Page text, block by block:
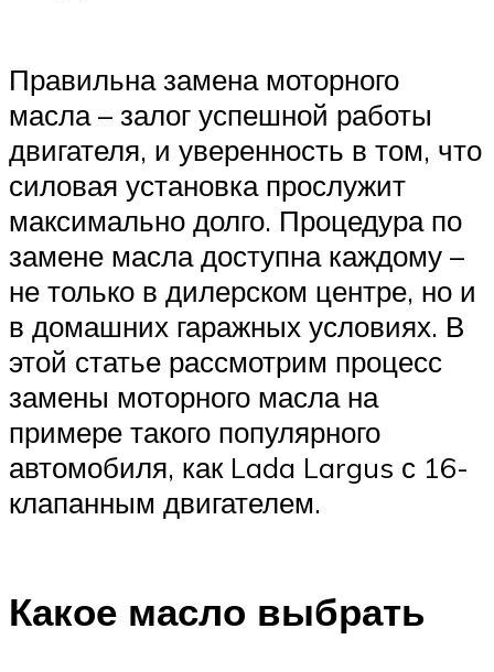
Правильна замена моторного
масла – залог успешной работы
двигателя, и уверенность в том, что
силовая установка прослужит
максимально долго. Процедура по
замене масла доступна каждому –
не только в дилерском центре, но и
в домашних гаражных условиях. В
этой статье рассмотрим процесс
замены моторного масла на
примере такого популярного
автомобиля, как Lada Largus с 16-
клапанным двигателем.
Какое масло выбрать